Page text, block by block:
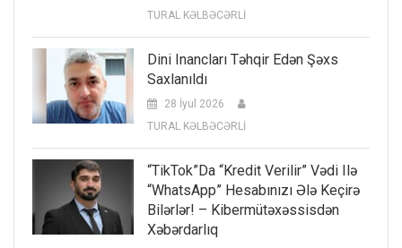
TURAL KƏLBƏCƏRLİ
Dini Inancları Təhqir Edən Şəxs
Saxlanıldı
28 İyul 2026
TURAL KƏLBƏCƏRLİ
“TikTok”da “kredit Verilir” Vədi Ilə
“WhatsApp” Hesabınızı Ələ Keçirə
Bilərlər! – Kibermütəxəssisdən
Xəbərdarlıq